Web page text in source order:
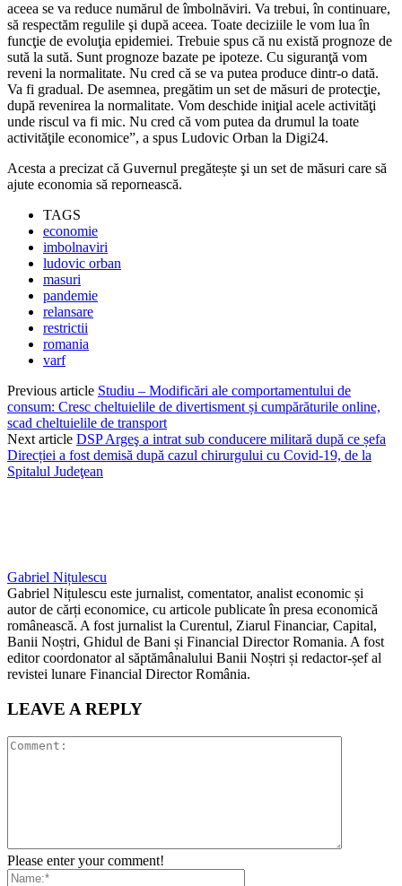
aceea se va reduce numărul de îmbolnăviri. Va trebui, în continuare,
să respectăm regulile şi după aceea. Toate deciziile le vom lua în
funcţie de evoluţia epidemiei. Trebuie spus că nu există prognoze de
sută la sută. Sunt prognoze bazate pe ipoteze. Cu siguranţă vom
reveni la normalitate. Nu cred că se va putea produce dintr-o dată.
Va fi gradual. De asemnea, pregătim un set de măsuri de protecţie,
după revenirea la normalitate. Vom deschide iniţial acele activităţi
unde riscul va fi mic. Nu cred că vom putea da drumul la toate
activităţile economice”, a spus Ludovic Orban la Digi24.
Acesta a precizat că Guvernul pregătește şi un set de măsuri care să
ajute economia să repornească.
TAGS
economie
imbolnaviri
ludovic orban
masuri
pandemie
relansare
restrictii
romania
varf
Previous article Studiu – Modificări ale comportamentului de
consum: Cresc cheltuielile de divertisment și cumpărăturile online,
scad cheltuielile de transport
Next article DSP Argeş a intrat sub conducere militară după ce șefa
Direcției a fost demisă după cazul chirurgului cu Covid-19, de la
Spitalul Judeţean
Gabriel Nițulescu
Gabriel Nițulescu este jurnalist, comentator, analist economic și
autor de cărți economice, cu articole publicate în presa economică
românească. A fost jurnalist la Curentul, Ziarul Financiar, Capital,
Banii Noștri, Ghidul de Bani și Financial Director Romania. A fost
editor coordonator al săptămânalului Banii Noștri și redactor-șef al
revistei lunare Financial Director România.
LEAVE A REPLY
Please enter your comment!